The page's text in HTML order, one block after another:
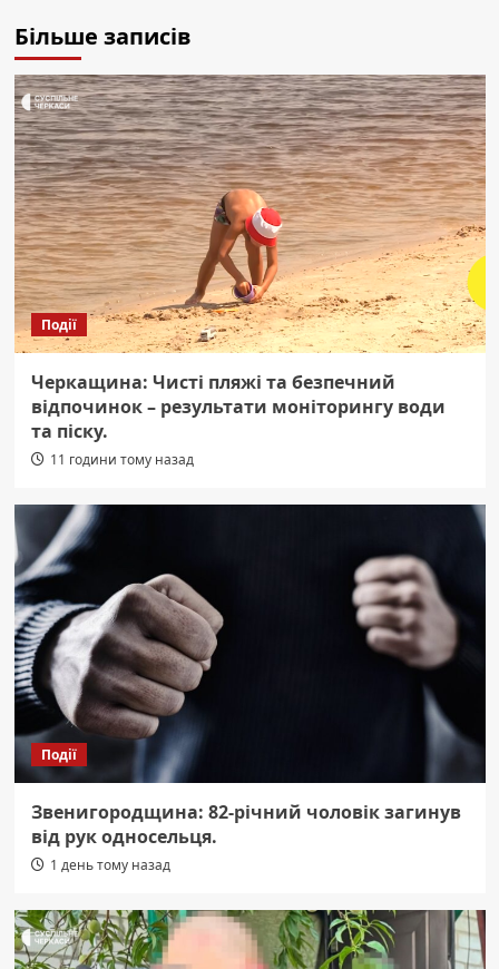
Більше записів
Події
Черкащина: Чисті пляжі та безпечний
відпочинок – результати моніторингу води
та піску.
11 години тому назад
Події
Звенигородщина: 82-річний чоловік загинув
від рук односельця.
1 день тому назад